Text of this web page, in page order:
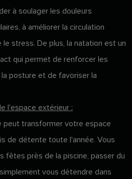
à soulager les douleurs
à améliorer la circulation
le stress. De plus, la natation est un
qui permet de renforcer les
posture et de favoriser la
l'espace extérieur :
peut transformer votre espace
de détente toute l'année. Vous
fêtes près de la piscine, passer du
vous détendre dans